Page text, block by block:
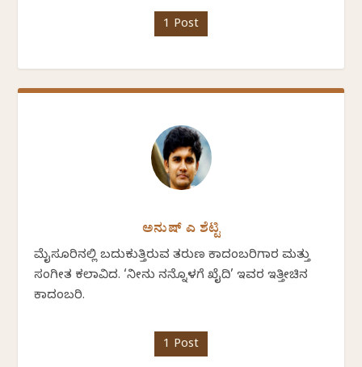
1 Post
ಅನುಷ್ ಎ ಶೆಟ್ಟಿ
ಮೈಸೂರಿನಲ್ಲಿ ಬದುಕುತ್ತಿರುವ ತರುಣ ಕಾದಂಬರಿಗಾರ ಮತ್ತು
ಸಂಗೀತ ಕಲಾವಿದ. ‘ನೀನು ನನ್ನೊಳಗೆ ಖೈದಿ’ ಇವರ ಇತ್ತೀಚಿನ
ಕಾದಂಬರಿ.
1 Post